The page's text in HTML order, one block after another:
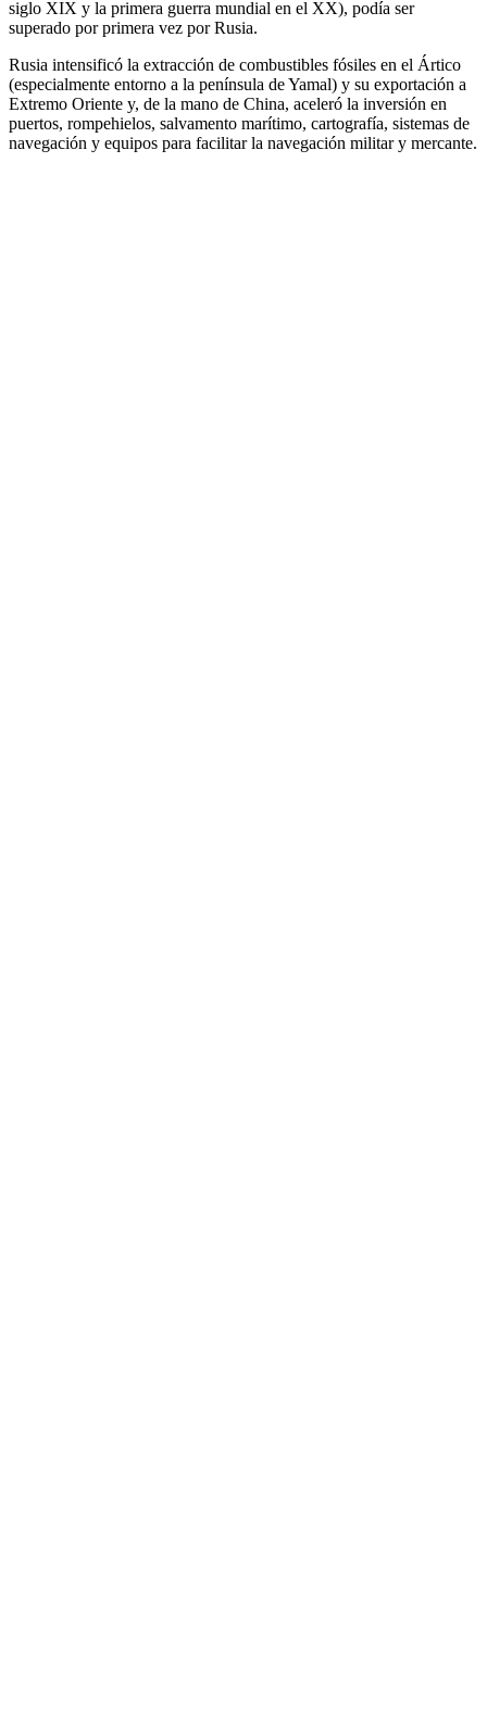
siglo XIX y la primera guerra mundial en el XX), podía ser
superado por primera vez por Rusia.
Rusia intensificó la extracción de combustibles fósiles en el Ártico
(especialmente entorno a la península de Yamal) y su exportación a
Extremo Oriente y, de la mano de China, aceleró la inversión en
puertos, rompehielos, salvamento marítimo, cartografía, sistemas de
navegación y equipos para facilitar la navegación militar y mercante.